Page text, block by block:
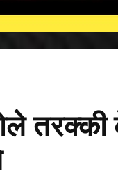
तरक्की